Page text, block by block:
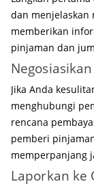
dan menjelaskan
memberikan
pinjaman dan
Jika Anda
menghubungi
rencana
pemberi
memperpanjang
Laporkan ke